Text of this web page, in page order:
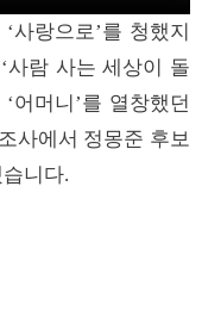
사랑으로’를 청했지
사람 사는 세상이 돌
어머니’를 열창했던
사에서 정몽준 후보
니다.